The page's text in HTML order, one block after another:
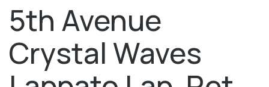
5th Avenue
Crystal Waves